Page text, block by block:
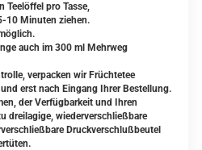
Teelöffel pro Tasse,
10 Minuten ziehen.
auch im 300 ml Mehrweg
verpacken wir Früchtetee
erst nach Eingang Ihrer Bestellung.
der Verfügbarkeit und Ihren
dreilagige, wiederverschließbare
Druckverschlußbeutel